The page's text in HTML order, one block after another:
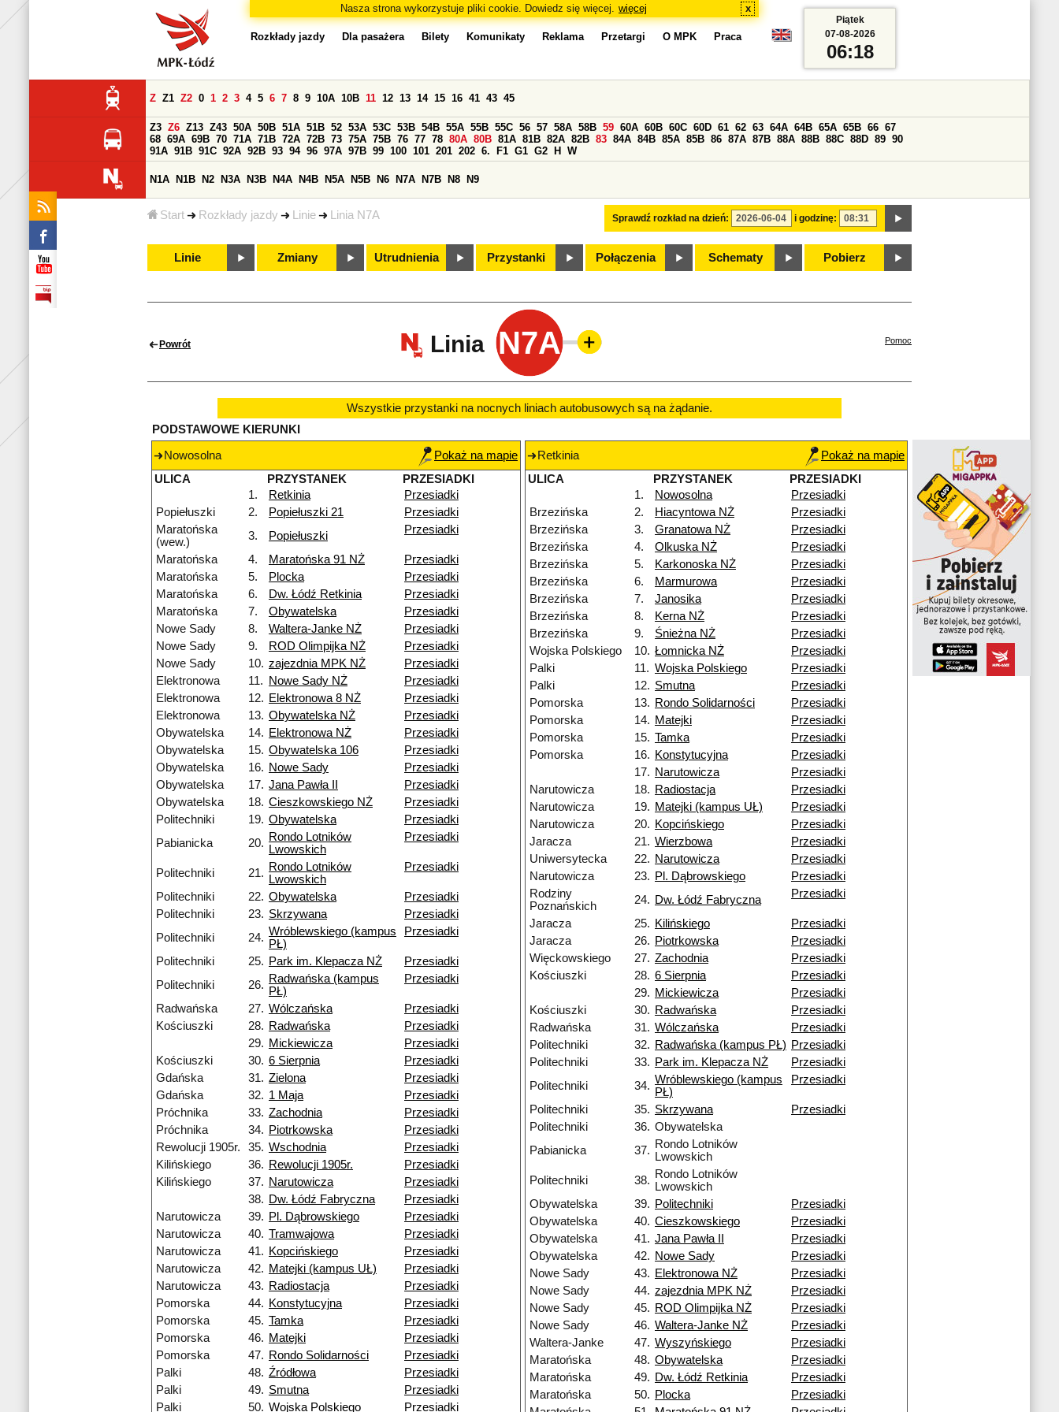
Nasza strona wykorzystuje pliki cookie. Dowiedz się więcej. więcej x
Start Rozkłady jazdy Linie Linia N7A
Rozkłady jazdy Dla pasażera Bilety Komunikaty Reklama Przetargi O MPK Praca
Sprawdź rozkład na dzień: i godzinę:
Z Z1 Z2 0 1 2 3 4 5 6 7 8 9 10A 10B 11 12 13 14 15 16 41 43 45
Z3 Z6 Z13 Z43 50A 50B 51A 51B 52 53A 53C 53B 54B 55A 55B 55C 56 57 58A 58B 59 60A 60B 60C 60D 61 62 63 64A 64B 65A 65B 66 67
68 69A 69B 70 71A 71B 72A 72B 73 75A 75B 76 77 78 80A 80B 81A 81B 82A 82B 83 84A 84B 85A 85B 86 87A 87B 88A 88B 88C 88D 89 90
91A 91B 91C 92A 92B 93 94 96 97A 97B 99 100 101 201 202 6. F1 G1 G2 H W
N1A N1B N2 N3A N3B N4A N4B N5A N5B N6 N7A N7B N8 N9
Linie Zmiany Utrudnienia Przystanki Połączenia Schematy Pobierz
Piątek
07-08-2026
06:18
Powrót Linia N7A Pomoc
Wszystkie przystanki na nocnych liniach autobusowych są na żądanie.
PODSTAWOWE KIERUNKI
Nowosolna
Pokaż na mapie
ULICA
PRZYSTANEK
PRZESIADKI
1.
Retkinia
Przesiadki
Popiełuszki
2. Popiełuszki 21
Przesiadki
Maratońska
(wew.)
3. Popiełuszki Przesiadki
Maratońska 4. Maratońska 91 NŻ
Przesiadki
Maratońska
5. Plocka
Przesiadki
Maratońska
6. Dw. Łódź Retkinia
Przesiadki
Maratońska
7. Obywatelska
Przesiadki
Nowe Sady
8. Waltera-Janke NŻ
Przesiadki
Nowe Sady
9. ROD Olimpijka NŻ
Przesiadki
Nowe Sady
10. zajezdnia MPK NŻ
Przesiadki
Elektronowa
11. Nowe Sady NŻ
Przesiadki
Elektronowa
12. Elektronowa 8 NŻ
Przesiadki
Elektronowa
13. Obywatelska NŻ
Przesiadki
Obywatelska
14. Elektronowa NŻ
Przesiadki
Obywatelska
15. Obywatelska 106
Przesiadki
Obywatelska
16. Nowe Sady
Przesiadki
Obywatelska
17. Jana Pawła II
Przesiadki
Obywatelska
18. Cieszkowskiego NŻ
Przesiadki
Politechniki
19. Obywatelska
Przesiadki
Pabianicka
20. Rondo Lotników
Lwowskich
Przesiadki
Politechniki 21. Rondo Lotników
Lwowskich
Przesiadki
Politechniki 22. Obywatelska
Przesiadki
Politechniki
23. Skrzywana
Przesiadki
Politechniki
24. Wróblewskiego (kampus
PŁ)
Przesiadki
Politechniki 25. Park im. Klepacza NŻ
Przesiadki
Politechniki
26. Radwańska (kampus
PŁ)
Przesiadki
Radwańska 27. Wólczańska
Przesiadki
Kościuszki
28. Radwańska
Przesiadki
29. Mickiewicza
Przesiadki
Kościuszki
30. 6 Sierpnia
Przesiadki
Gdańska
31. Zielona
Przesiadki
Gdańska
32. 1 Maja
Przesiadki
Próchnika
33. Zachodnia
Przesiadki
Próchnika
34. Piotrkowska
Przesiadki
Rewolucji 1905r.
35. Wschodnia
Przesiadki
Kilińskiego
36. Rewolucji 1905r.
Przesiadki
Kilińskiego
37. Narutowicza
Przesiadki
38. Dw. Łódź Fabryczna
Przesiadki
Narutowicza
39. Pl. Dąbrowskiego
Przesiadki
Narutowicza
40. Tramwajowa
Przesiadki
Narutowicza
41. Kopcińskiego
Przesiadki
Narutowicza
42. Matejki (kampus UŁ)
Przesiadki
Narutowicza
43. Radiostacja
Przesiadki
Pomorska
44. Konstytucyjna
Przesiadki
Pomorska
45. Tamka
Przesiadki
Pomorska
46. Matejki
Przesiadki
Pomorska
47. Rondo Solidarności
Przesiadki
Palki
48. Źródłowa
Przesiadki
Palki
49. Smutna
Przesiadki
Palki
50. Wojska Polskiego Przesiadki
Retkinia
Pokaż na mapie
ULICA
PRZYSTANEK
PRZESIADKI
1.
Nowosolna
Przesiadki
Brzezińska
2. Hiacyntowa NŻ
Przesiadki
Brzezińska
3. Granatowa NŻ
Przesiadki
Brzezińska
4. Olkuska NŻ
Przesiadki
Brzezińska
5. Karkonoska NŻ
Przesiadki
Brzezińska
6. Marmurowa
Przesiadki
Brzezińska
7. Janosika
Przesiadki
Brzezińska
8. Kerna NŻ
Przesiadki
Brzezińska
9. Śnieżna NŻ
Przesiadki
Wojska Polskiego
10. Łomnicka NŻ
Przesiadki
Palki
11. Wojska Polskiego
Przesiadki
Palki
12. Smutna
Przesiadki
Pomorska
13. Rondo Solidarności
Przesiadki
Pomorska
14. Matejki
Przesiadki
Pomorska
15. Tamka
Przesiadki
Pomorska
16. Konstytucyjna
Przesiadki
17. Narutowicza
Przesiadki
Narutowicza
18. Radiostacja
Przesiadki
Narutowicza
19. Matejki (kampus UŁ)
Przesiadki
Narutowicza
20. Kopcińskiego
Przesiadki
Jaracza
21. Wierzbowa
Przesiadki
Uniwersytecka
22. Narutowicza
Przesiadki
Narutowicza
23. Pl. Dąbrowskiego
Przesiadki
Rodziny
Poznańskich
24. Dw. Łódź Fabryczna Przesiadki
Jaracza 25. Kilińskiego
Przesiadki
Jaracza
26. Piotrkowska
Przesiadki
Więckowskiego
27. Zachodnia
Przesiadki
Kościuszki
28. 6 Sierpnia
Przesiadki
29. Mickiewicza
Przesiadki
Kościuszki
30. Radwańska
Przesiadki
Radwańska
31. Wólczańska
Przesiadki
Politechniki
32. Radwańska (kampus PŁ) Przesiadki
Politechniki
33. Park im. Klepacza NŻ
Przesiadki
Politechniki
34. Wróblewskiego (kampus
PŁ)
Przesiadki
Politechniki 35. Skrzywana
Przesiadki
Politechniki
36. Obywatelska
Pabianicka
37. Rondo Lotników
Lwowskich
Politechniki
38. Rondo Lotników
Lwowskich
Obywatelska
39. Politechniki
Przesiadki
Obywatelska
40. Cieszkowskiego
Przesiadki
Obywatelska
41. Jana Pawła II
Przesiadki
Obywatelska
42. Nowe Sady
Przesiadki
Nowe Sady
43. Elektronowa NŻ
Przesiadki
Nowe Sady
44. zajezdnia MPK NŻ
Przesiadki
Nowe Sady
45. ROD Olimpijka NŻ
Przesiadki
Nowe Sady
46. Waltera-Janke NŻ
Przesiadki
Waltera-Janke
47. Wyszyńskiego
Przesiadki
Maratońska
48. Obywatelska
Przesiadki
Maratońska
49. Dw. Łódź Retkinia
Przesiadki
Maratońska
50. Plocka
Przesiadki